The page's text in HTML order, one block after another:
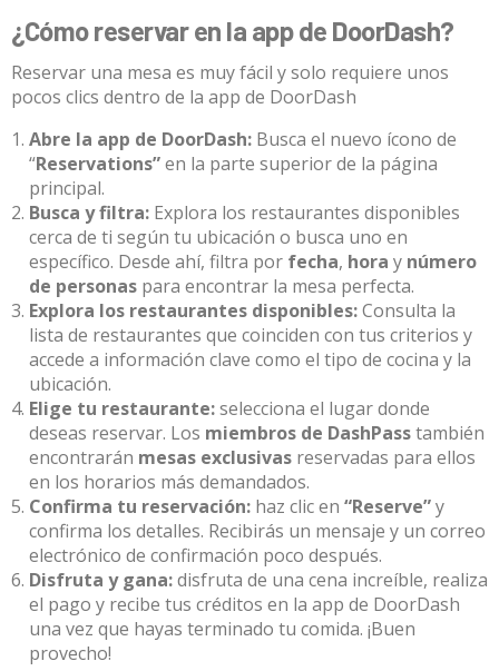
¿Cómo reservar en la app de DoorDash?
Reservar una mesa es muy fácil y solo requiere unos
pocos clics dentro de la app de DoorDash
Abre la app de DoorDash: Busca el nuevo ícono de
“Reservations”en la parte superior de la página
principal.
Busca y filtra: Explora los restaurantes disponibles
cerca de ti según tu ubicación o busca uno en
específico. Desde ahí, filtra por fecha, hora y número
de personas para encontrar la mesa perfecta.
Explora los restaurantes disponibles:Consulta la
lista de restaurantes que coinciden con tus criterios y
accede a información clave como el tipo de cocina y la
ubicación.
Elige tu restaurante:selecciona el lugar donde
deseas reservar. Los miembros de DashPasstambién
encontrarán mesas exclusivas reservadas para ellos
en los horarios más demandados.
Confirma tu reservación: haz clic en “Reserve”y
confirma los detalles. Recibirás un mensaje y un correo
electrónico de confirmación poco después.
Disfruta y gana:disfruta de una cena increíble, realiza
el pago y recibe tus créditos en la app de DoorDash
una vez que hayas terminado tu comida. ¡Buen
provecho!